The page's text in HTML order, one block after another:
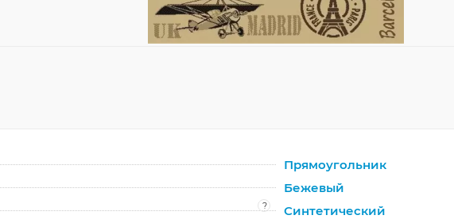
Прямоугольник
Бежевый
?
Синтетический